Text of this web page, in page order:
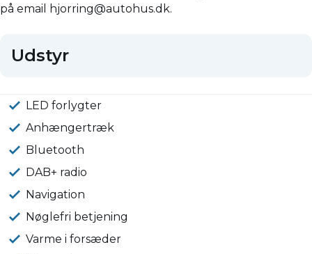
på email hjorring@autohus.dk.
Udstyr
LED forlygter
Anhængertræk
Bluetooth
DAB+ radio
Navigation
Nøglefri betjening
Varme i forsæder